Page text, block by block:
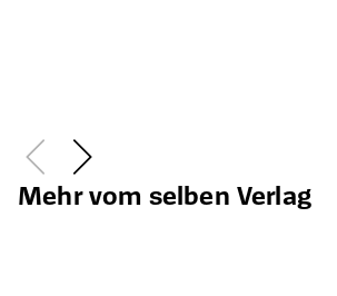
Mehr vom selben Verlag